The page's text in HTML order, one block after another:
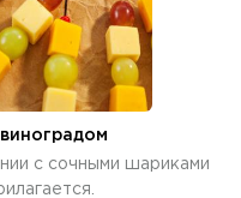
с сочными шариками